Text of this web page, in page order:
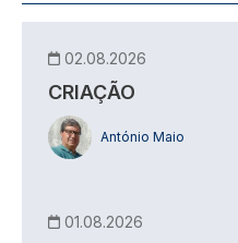
02.08.2026
CRIAÇÃO
António Maio
01.08.2026